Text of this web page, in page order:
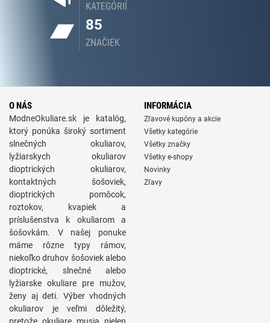
KATEGÓRIÍ
85
ZNAČIEK
O NÁS
ModneOkuliare.sk je katalóg,
ktorý ponúka široký sortiment
slnečných okuliarov,
lyžiarskych okuliarov
dioptrických okuliarov,
kontaktných šošoviek,
dioptrických pomôcok,
roztokov, kvapiek a
príslušenstva k okuliarom a
šošovkám. V našej ponuke
máme rôzne typy rámov,
niekoľko druhov šošoviek alebo
dioptrické, slnečné alebo
lyžiarske okuliare pre mužov,
ženy aj deti. Výber vhodných
okuliarov je veľmi dôležitý,
INFORMÁCIA
Zľavové kupóny a akcie
Všetky kategórie
Všetky značky
Všetky e-shopy
Novinky
Zľavy